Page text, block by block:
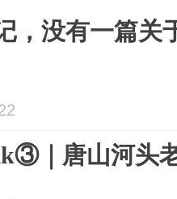
，没有一篇关
｜唐山河头